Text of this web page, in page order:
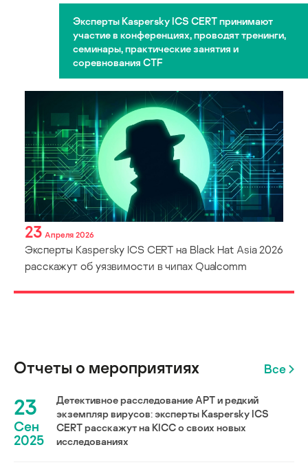
Эксперты Kaspersky ICS CERT принимают
участие в конференциях, проводят тренинги,
семинары, практические занятия и
соревнования CTF
23 Апреля 2026
Эксперты Kaspersky ICS CERT на Black Hat Asia 2026
расскажут об уязвимости в чипах Qualcomm
Отчеты о мероприятиях Все
23
Сен
2025
Детективное расследование АРТ и редкий
экземпляр вирусов: эксперты Kaspersky ICS
CERT расскажут на KICC о своих новых
исследованиях